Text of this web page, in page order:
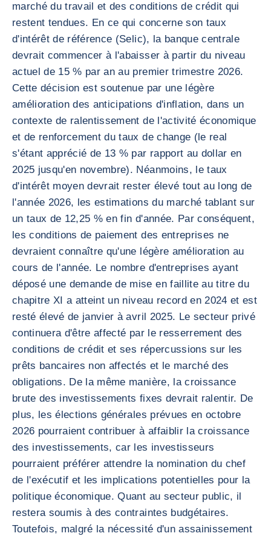
marché du travail et des conditions de crédit qui
restent tendues. En ce qui concerne son taux
d'intérêt de référence (Selic), la banque centrale
devrait commencer à l'abaisser à partir du niveau
actuel de 15 % par an au premier trimestre 2026.
Cette décision est soutenue par une légère
amélioration des anticipations d'inflation, dans un
contexte de ralentissement de l'activité économique
et de renforcement du taux de change (le real
s'étant apprécié de 13 % par rapport au dollar en
2025 jusqu'en novembre). Néanmoins, le taux
d'intérêt moyen devrait rester élevé tout au long de
l'année 2026, les estimations du marché tablant sur
un taux de 12,25 % en fin d'année. Par conséquent,
les conditions de paiement des entreprises ne
devraient connaître qu'une légère amélioration au
cours de l'année. Le nombre d'entreprises ayant
déposé une demande de mise en faillite au titre du
chapitre XI a atteint un niveau record en 2024 et est
resté élevé de janvier à avril 2025. Le secteur privé
continuera d'être affecté par le resserrement des
conditions de crédit et ses répercussions sur les
prêts bancaires non affectés et le marché des
obligations. De la même manière, la croissance
brute des investissements fixes devrait ralentir. De
plus, les élections générales prévues en octobre
2026 pourraient contribuer à affaiblir la croissance
des investissements, car les investisseurs
pourraient préférer attendre la nomination du chef
de l'exécutif et les implications potentielles pour la
politique économique. Quant au secteur public, il
restera soumis à des contraintes budgétaires.
Toutefois, malgré la nécessité d'un assainissement